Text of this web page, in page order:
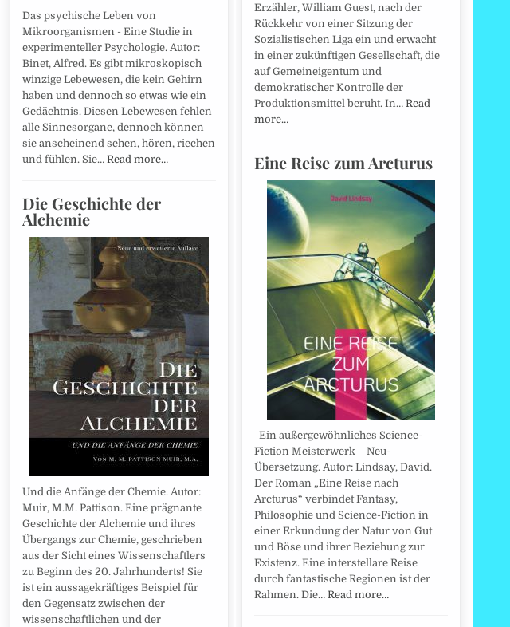
Das psychische Leben von
Mikroorganismen - Eine Studie in
experimenteller Psychologie. Autor:
Binet, Alfred. Es gibt mikroskopisch
winzige Lebewesen, die kein Gehirn
haben und dennoch so etwas wie ein
Gedächtnis. Diesen Lebewesen fehlen
alle Sinnesorgane, dennoch können
sie anscheinend sehen, hören, riechen
und fühlen. Sie… Read more…
Die Geschichte der
Alchemie
Und die Anfänge der Chemie. Autor:
Muir, M.M. Pattison. Eine prägnante
Geschichte der Alchemie und ihres
Übergangs zur Chemie, geschrieben
aus der Sicht eines Wissenschaftlers
zu Beginn des 20. Jahrhunderts! Sie
ist ein aussagekräftiges Beispiel für
den Gegensatz zwischen der
wissenschaftlichen und der
Erzähler, William Guest, nach der
Rückkehr von einer Sitzung der
Sozialistischen Liga ein und erwacht
in einer zukünftigen Gesellschaft, die
auf Gemeineigentum und
demokratischer Kontrolle der
Produktionsmittel beruht. In… Read
more…
Eine Reise zum Arcturus
Ein außergewöhnliches Science-
Fiction Meisterwerk – Neu-
Übersetzung. Autor: Lindsay, David.
Der Roman „Eine Reise nach
Arcturus“ verbindet Fantasy,
Philosophie und Science-Fiction in
einer Erkundung der Natur von Gut
und Böse und ihrer Beziehung zur
Existenz. Eine interstellare Reise
durch fantastische Regionen ist der
Rahmen. Die… Read more…